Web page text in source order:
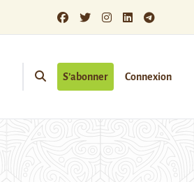
S’abonner Connexion